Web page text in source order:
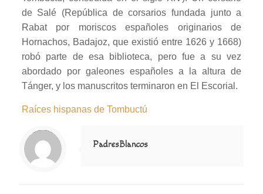
de Salé (República de corsarios fundada junto a
Rabat por moriscos españoles originarios de
Hornachos, Badajoz, que existió entre 1626 y 1668)
robó parte de esa biblioteca, pero fue a su vez
abordado por galeones españoles a la altura de
Tánger, y los manuscritos terminaron en El Escorial.
Raíces hispanas de Tombuctú
Notice
: Trying to access array offset on value of type null in
/home/misioner/public_html/padresblancos/themes/betheme/includes/content-single.php
on line
286
PadresBlancos